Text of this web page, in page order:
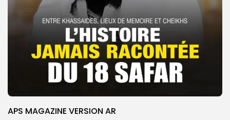
APS MAGAZINE VERSION AR